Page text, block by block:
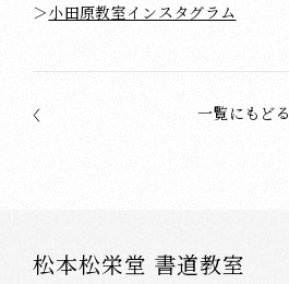
＞小田原教室インスタグラム
一覧にもどる
松本松栄堂 書道教室